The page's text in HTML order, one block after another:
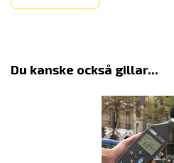
Du kanske också gillar...